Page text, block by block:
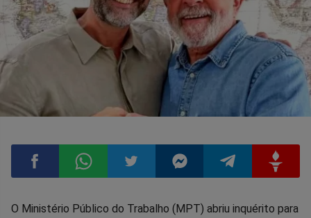
CompartilharCompartilharCompartilharCompartilharCompartilhar
O Ministério Público do Trabalho (MPT) abriu inquérito para